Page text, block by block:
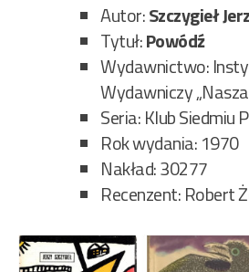
Autor:Szczygieł
Tytuł:Powódź
Wydawnictwo:
Wydawniczy
Seria: Klub Siedmiu
Rok wydania: 1970
Nakład: 30277
Recenzent: Robert